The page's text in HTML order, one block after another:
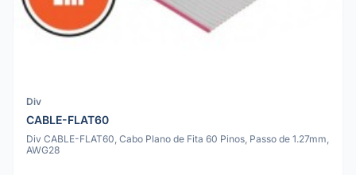
Div
CABLE-FLAT60
Div CABLE-FLAT60, Cabo Plano de Fita 60 Pinos, Passo de 1.27mm,
AWG28